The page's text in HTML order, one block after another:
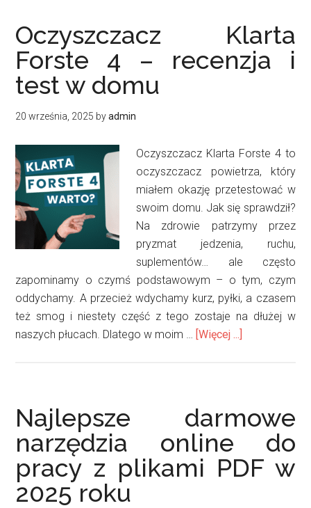
i
2025)
Oczyszczacz Klarta
Forste 4 – recenzja i
test w domu
20 września, 2025 byadmin
Oczyszczacz Klarta Forste 4 to
oczyszczacz powietrza, który
miałem okazję przetestować w
swoim domu. Jak się sprawdził?
Na zdrowie patrzymy przez
pryzmat jedzenia, ruchu,
suplementów… ale często
zapominamy o czymś podstawowym – o tym, czym
oddychamy. A przecież wdychamy kurz, pyłki, a czasem
też smog i niestety część z tego zostaje na dłużej w
naszych płucach. Dlatego w moim … [Więcej ...]
recenzja
test
w
Najlepsze darmowe
narzędzia online do
pracy z plikami PDF w
2025 roku